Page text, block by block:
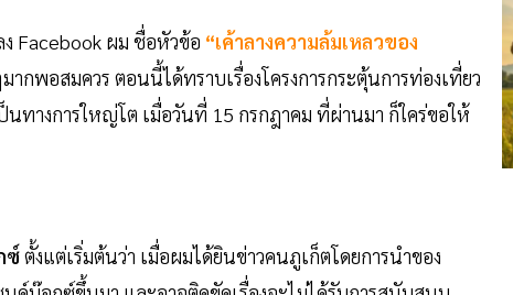
Facebook ผม ชื่อหัวข้อ “เค้าลางความล้มเหลวของ
ากพอสมควร ตอนนี้ได้ทราบเรื่องโครงการกระตุ้นการท่องเที่ยว
นทางการใหญ่โต เมื่อวันที่ 15 กรกฎาคม ที่ผ่านมา ก็ใคร่ขอให้
ซ์ตั้งแต่เริ่มต้นว่า เมื่อผมได้ยินข่าวคนภูเก็ตโดยการนำของ